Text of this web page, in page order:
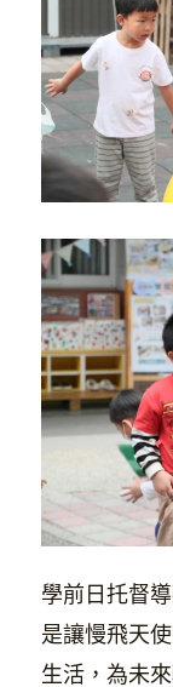
學前日托督
是讓慢飛天
生活，為未